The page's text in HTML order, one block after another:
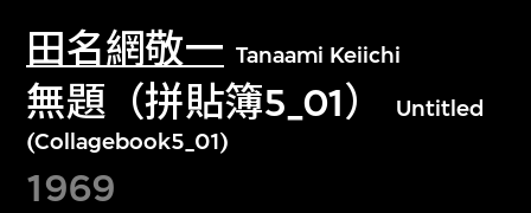
田名網敬一 Tanaami Keiichi
無題（拼貼簿5_01）
Untitled
(Collagebook5_01)
1969